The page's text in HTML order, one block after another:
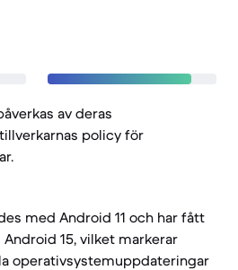
av deras
policy för
med Android 11 och har fått
15, vilket markerar
operativsystemuppdateringar